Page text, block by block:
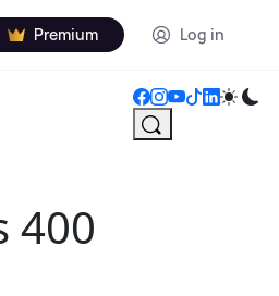
Premium Log in
400